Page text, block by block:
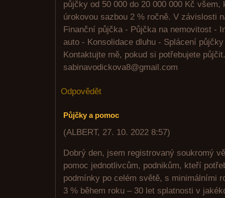
půjčky od 50 000 do 20 000 000 Kč
úrokovou sazbou 2 % ročně. V závislosti
Finanční půjčka - Půjčka na nemovitost -
auto - Konsolidace dluhu - Splácení
Kontaktujte mě, pokud si potřebujete
sabinavodickova8@gmail.com
Odpovědět
Půjčky a pomoc
(ALBERT, 27. 10. 2022 8:57)
Dobrý den, jsem registrovaný soukromý
pomoc jednotlivcům, podnikům, kteří
podmínky po celém světě, s minimálními
3 % během roku – 30 let splatnosti v